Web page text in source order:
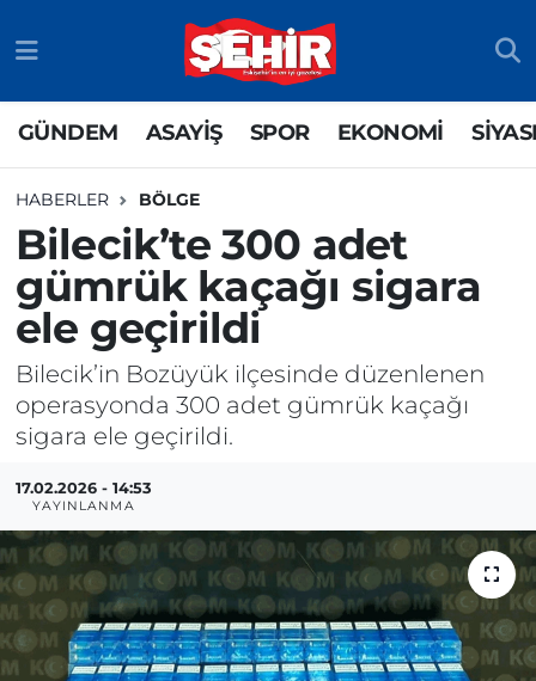
GÜNDEM ASAYİŞ SPOR EKONOMİ
HABERLER BÖLGE
Bilecik’te 300 adet
gümrük kaçağı sigara
ele geçirildi
Bilecik’in Bozüyük ilçesinde düzenlenen
operasyonda 300 adet gümrük kaçağı
sigara ele geçirildi.
17.02.2026 - 14:53
YAYINLANMA
SPOR
EKONOMİ
SİYASET
RESMİ İLAN
SİYASET
SPOR
EKONOMİ
EĞİTİM
SAĞLIK
TEKNOLOJİ
BÖLGE
YAŞAM
Odunpazarı Nöbetçi Eczaneler
Odunpazarı Hava Durumu
Odunpazarı Trafik Yoğunluk Haritası
TFF 3.Lig 4.Grup Puan Durumu ve Fikstür
Tüm Manşetler
Son Dakika Haberleri
Haber Arşivi